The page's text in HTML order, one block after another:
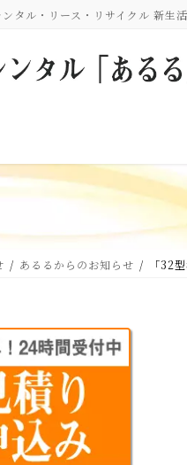
タル・リース・リサイクル 新生
あるるからのお知らせ 「32